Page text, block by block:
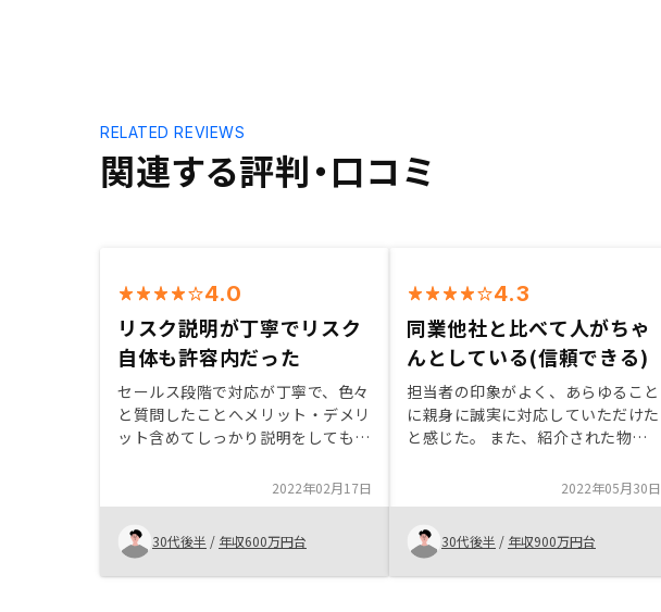
関連する評判・口コミ
RELATED REVIEWS
4.0
リスク説明が丁寧でリスク
自体も許容内だった
セールス段階で対応が丁寧で、色々
と質問したことへメリット・デメリ
ット含めてしっかり説明をしてもら
クも当初懸念してたより抑えられて
いて許容範囲内で収まるため運用後
のイメージや状況に応じた選択肢も
いくつか想像できたことが最後の後
押しになった。物件選択については
2022年02月17日
30代後半 / 年収600万円台
4.3
同業他社と比べて人がちゃ
んとしている(信頼できる)
担当者の印象がよく、あらゆること
に親身に誠実に対応していただけた
と感じた。 また、紹介された物件
ンは新築だったため、値下がりの懸
念が大きかったが、RENOSYでは中
古マンションをとりあつかっている
ところがよかった。メールより電話
の方が、電話より面着の方が誠実感
2022年05月30日
30代後半 / 年収900万円台